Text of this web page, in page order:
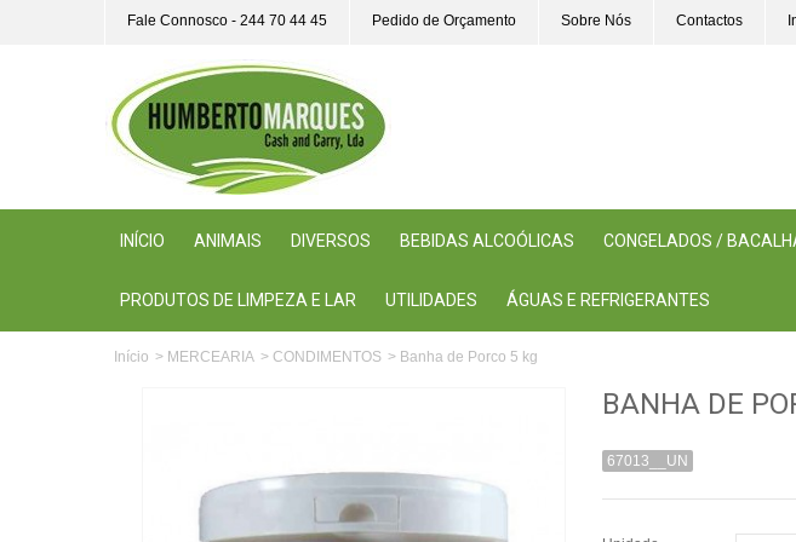
Fale Connosco - 244 70 44 45 Pedido de Orçamento Sobre Nós Contactos
INÍCIO ANIMAIS DIVERSOS BEBIDAS ALCOÓLICAS CONGELADOS /
PRODUTOS DE LIMPEZA E LAR UTILIDADES ÁGUAS E REFRIGERANTES
Início > MERCEARIA > CONDIMENTOS > Banha de Porco 5 kg
BANHA DE
67013__UN